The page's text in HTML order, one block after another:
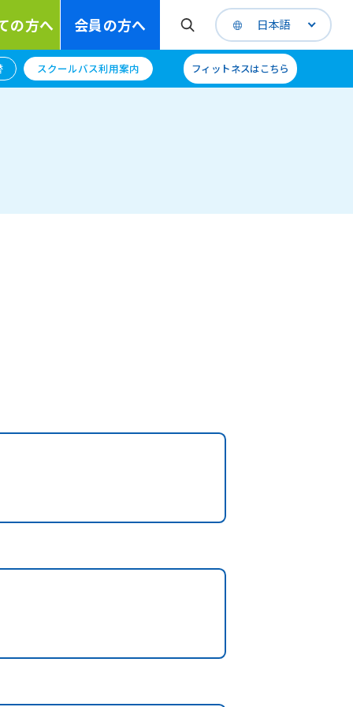
の方へ 会員の方へ 日本語
スクールバス利用案内 フィットネスはこちら